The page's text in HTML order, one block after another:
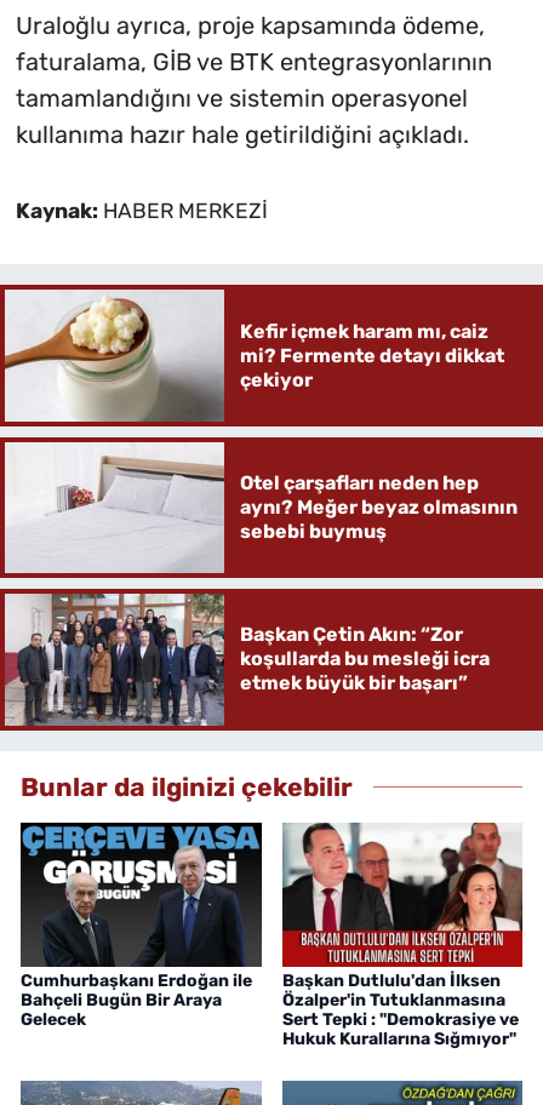
Uraloğlu ayrıca, proje kapsamında ödeme,
faturalama, GİB ve BTK entegrasyonlarının
tamamlandığını ve sistemin operasyonel
kullanıma hazır hale getirildiğini açıkladı.
Kaynak: HABER MERKEZİ
Kefir içmek haram mı, caiz
mi? Fermente detayı dikkat
çekiyor
Otel çarşafları neden hep
aynı? Meğer beyaz olmasının
sebebi buymuş
Başkan Çetin Akın: “Zor
koşullarda bu mesleği icra
etmek büyük bir başarı”
Bunlar da ilginizi çekebilir
Cumhurbaşkanı Erdoğan ile
Bahçeli Bugün Bir Araya
Gelecek
Başkan Dutlulu'dan İlksen
Özalper'in Tutuklanmasına
Sert Tepki : "Demokrasiye ve
Hukuk Kurallarına Sığmıyor"